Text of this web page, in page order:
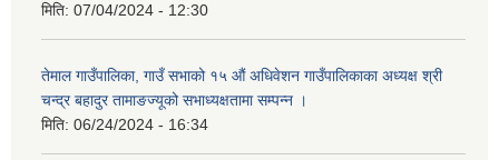
मिति: 07/04/2024 - 12:30
तेमाल गाउँपालिका, गाउँ सभाको १५ औं अधिवेशन गाउँपालिकाका अध्यक्ष श्री
चन्द्र बहादुर तामाङज्यूको सभाध्यक्षतामा सम्पन्न ।
मिति: 06/24/2024 - 16:34